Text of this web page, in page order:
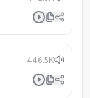
446.5K